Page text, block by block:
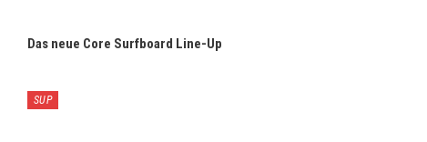
Das neue Core Surfboard Line-Up
SUP